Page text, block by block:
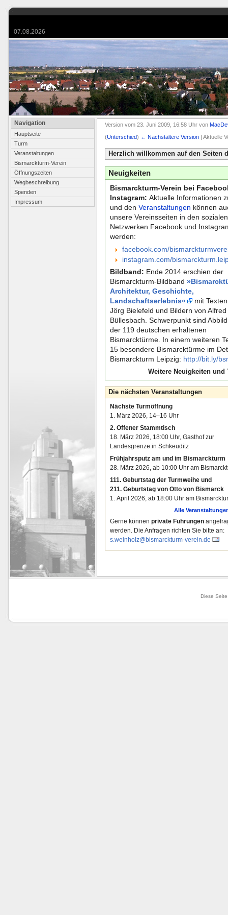
07.08.2026
Navigation
Hauptseite
Turm
Veranstaltungen
Bismarckturm-Verein
Öffnungszeiten
Wegbeschreibung
Spenden
Impressum
Version vom 23. Juni 2009, 16:58 Uhr von
(Unterschied) ← Nächstältere Version| Aktuelle
Herzlich willkommen auf den Seiten
Neuigkeiten
Bismarckturm-Verein bei
Instagram:Aktuelle Informationen
und denVeranstaltungen können
unsere Vereinsseiten in den sozialen
Netzwerken Facebook und
werden:
facebook.com/
instagram.com/
Bildband: Ende 2014 erschien der
Bismarckturm-Bildband
Architektur, Geschichte,
Landschaftserlebnis«
mit
Jörg Bielefeld und Bildern von Alfred
Büllesbach. Schwerpunkt sind
der 119 deutschen erhaltenen
Bismarcktürme. In einem weiteren
15 besondere Bismarcktürme im
Bismarckturm Leipzig: http://bit.ly/
Weitere Neuigkeiten
Die nächsten Veranstaltungen
Nächste Turmöffnung
1. März 2026, 14–16 Uhr
2. Offener Stammtisch
18. März 2026, 18:00 Uhr, Gasthof zur
Landesgrenze in Schkeuditz
Frühjahrsputz am und im Bismarckturm
28. März 2026, ab 10:00 Uhr am
111. Geburtstag der Turmweihe und
211. Geburtstag von Otto von Bismarck
1. April 2026, ab 18:00 Uhr am
Alle
Gerne könnenprivate Führungen
werden. Die Anfragen richten Sie bitte an:
s.weinholz@bismarckturm-verein.de
Diese